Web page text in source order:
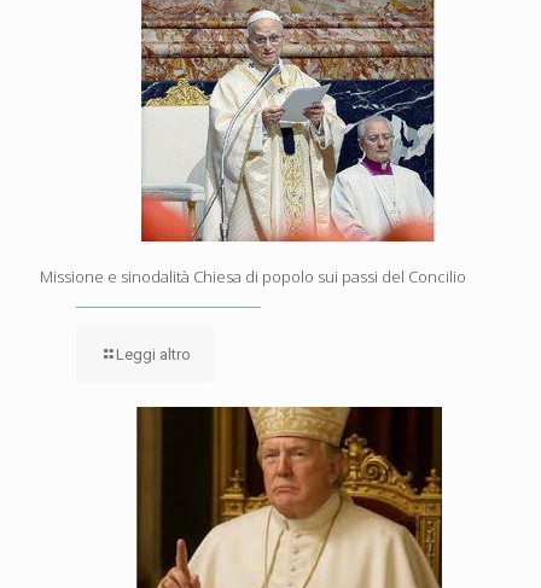
Missione e sinodalità Chiesa di popolo sui passi del Concilio
Leggi altro